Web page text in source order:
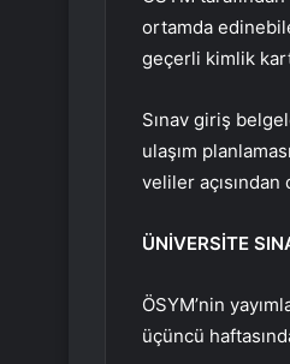
ortamda
geçerli kimlik
Sınav giriş
ulaşım
veliler açısından
ÜNİVERSİTE
ÖSYM’nin
üçüncü